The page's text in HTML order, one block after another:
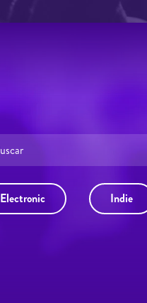
Electronic Indie